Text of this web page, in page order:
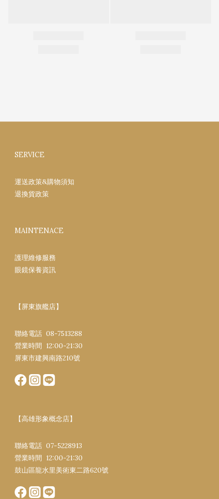
SERVICE
運送政策&購物須知
退換貨政策
MAINTENACE
護理維修服務
眼鏡保養資訊
【屏東旗艦店】
聯絡電話 08-7513288
營業時間 12:00-21:30​
屏東市建興南路​210號
【高雄形象概念店】
聯絡電話 07-5228913
營業時間 12:00-21:30​
鼓山區龍水里美術東二路620號